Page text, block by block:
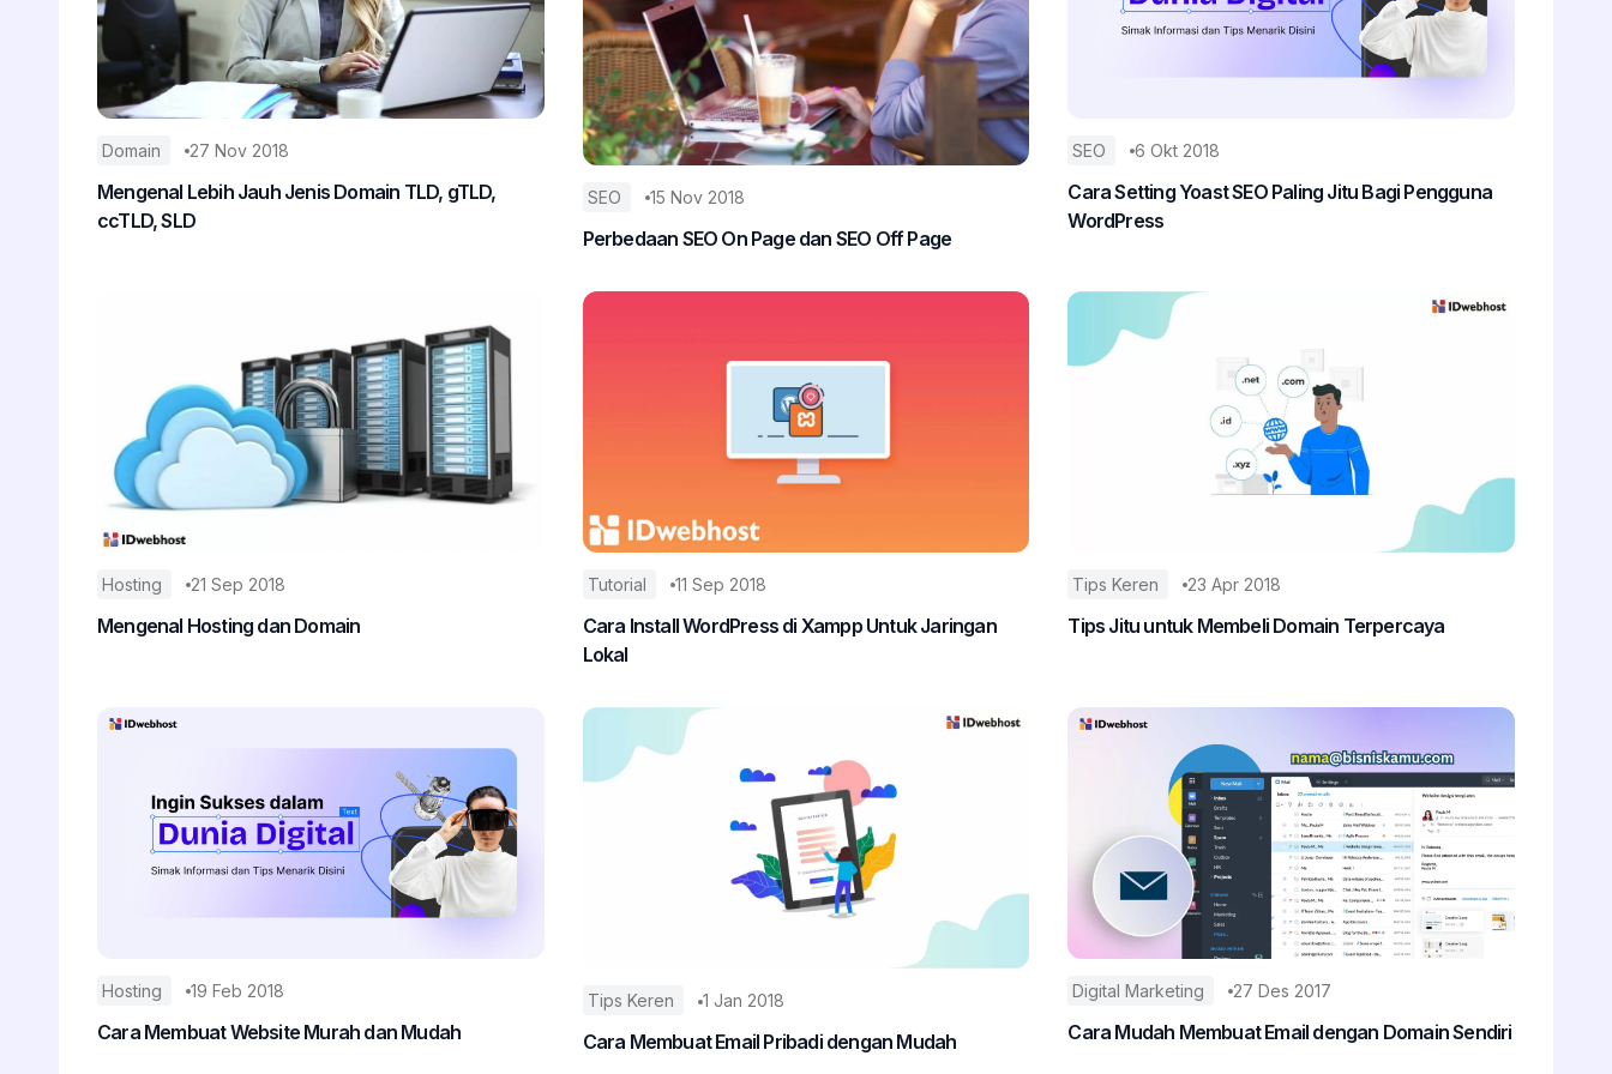
Domain 27 Nov 2018
Mengenal Lebih Jauh Jenis Domain TLD, gTLD,
ccTLD, SLD
SEO 15 Nov 2018
Perbedaan SEO On Page dan SEO Off Page
SEO 6 Okt 2018
Cara Setting Yoast SEO Paling Jitu Bagi Pengguna
WordPress
Hosting 21 Sep 2018
Mengenal Hosting dan Domain
Tutorial 11 Sep 2018
Cara Install WordPress di Xampp Untuk Jaringan
Lokal
Tips Keren 23 Apr 2018
Tips Jitu untuk Membeli Domain Terpercaya
Hosting 19 Feb 2018
Cara Membuat Website Murah dan Mudah
Tips Keren 1 Jan 2018
Cara Membuat Email Pribadi dengan Mudah
Digital Marketing 27 Des 2017
Cara Mudah Membuat Email dengan Domain Sendiri